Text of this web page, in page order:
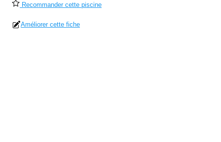
Recommander cette piscine
Améliorer cette fiche